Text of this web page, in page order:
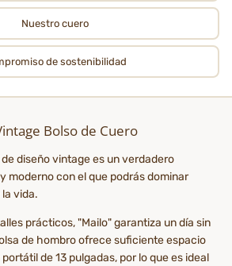
Nuestro cuero
de sostenibilidad
Bolso de Cuero
de diseño vintage es un verdadero
moderno con el que podrás dominar
vida.
prácticos, "Mailo" garantiza un día sin
de hombro ofrece suficiente espacio
de 13 pulgadas, por lo que es ideal